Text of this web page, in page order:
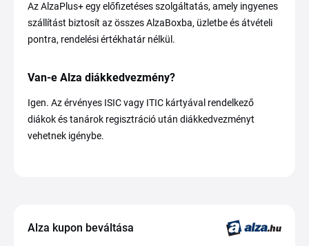
Az AlzaPlus+ egy előfizetéses szolgáltatás, amely ingyenes
szállítást biztosít az összes AlzaBoxba, üzletbe és átvételi
pontra, rendelési értékhatár nélkül.
Van-e Alza diákkedvezmény?
Igen. Az érvényes ISIC vagy ITIC kártyával rendelkező
diákok és tanárok regisztráció után diákkedvezményt
vehetnek igénybe.
Alza kupon beváltása